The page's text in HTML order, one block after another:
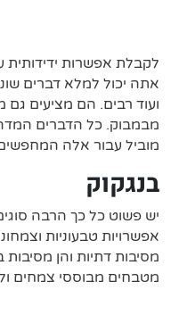
לקבלת אפשרות ידידותית
אתה יכול למלא דברים
ועוד רבים. הם מציעים גם
מבמבוק. כל הדברים
מוביל עבור אלה
בנגקוק
יש פשוט כל כך הרבה
אפשרויות טבעוניות
מסיבות דתיות והן
מטבחים מבוססי צמחים